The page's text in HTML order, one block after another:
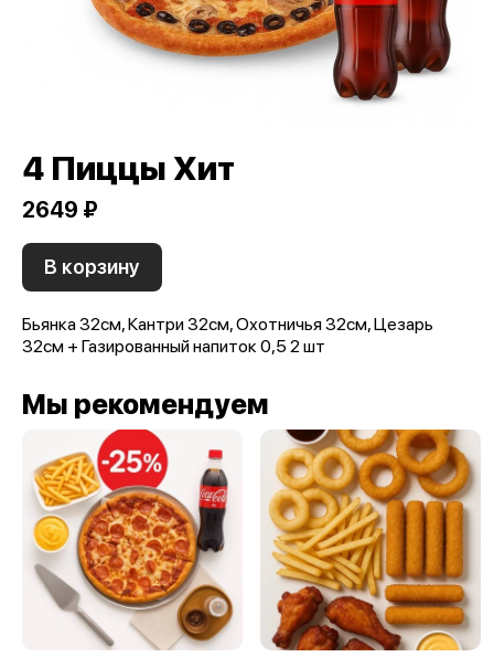
4 Пиццы Хит
2649 ₽
В корзину
Бьянка 32см, Кантри 32см, Охотничья 32см, Цезарь
32см + Газированный напиток 0,5 2 шт
Мы рекомендуем